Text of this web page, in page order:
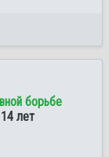
борьбе
лет